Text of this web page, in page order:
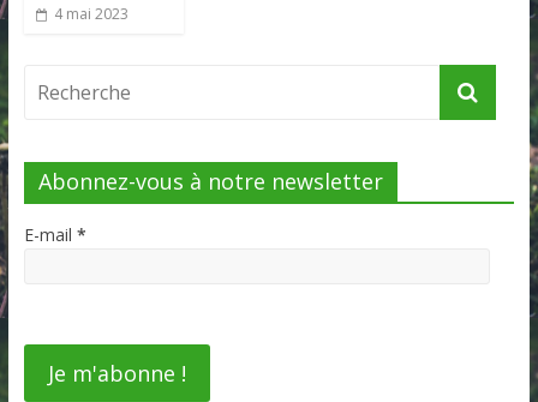
4 mai 2023
Abonnez-vous à notre newsletter
E-mail *